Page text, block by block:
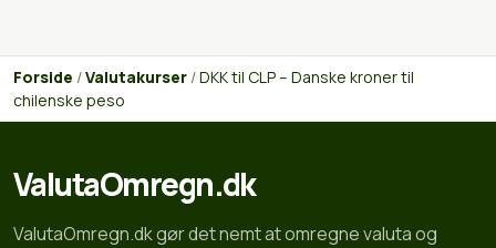
Forside /Valutakurser /DKK til CLP – Danske kroner til
chilenske peso
ValutaOmregn.dk
ValutaOmregn.dk gør det nemt at omregne valuta og